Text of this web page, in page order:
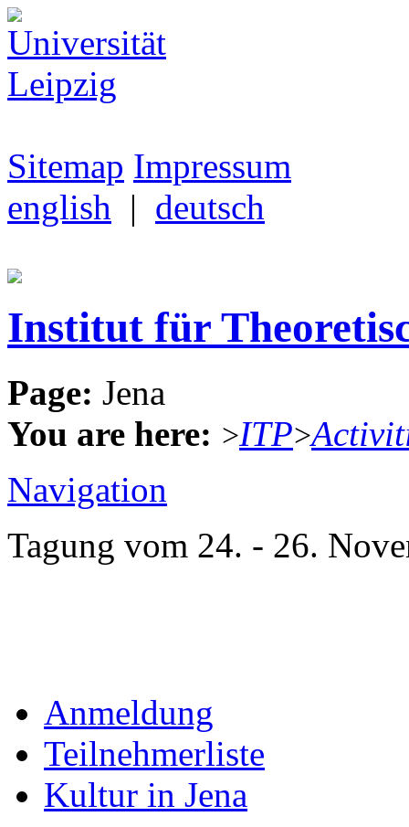
Sitemap Impressum
english | deutsch
Institut für
Page: Jena
You are here: >ITP>
Navigation
Tagung vom 24. - 26.
Anmeldung
Teilnehmerliste
Kultur in Jena